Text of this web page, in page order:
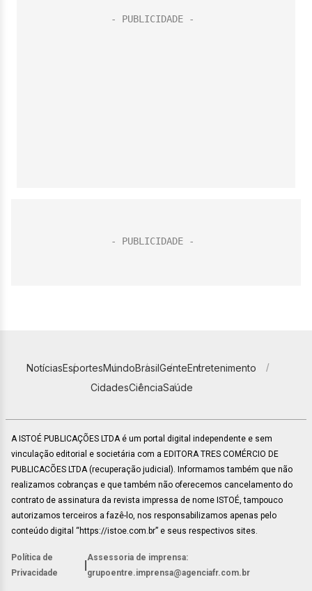
NotíciasEsportesMundoBrasilGenteEntretenimento
CidadesCiênciaSaúde
A ISTOÉ PUBLICAÇÕES LTDA é um portal digital independente e sem
vinculação editorial e societária com a EDITORA TRES COMÉRCIO DE
PUBLICACÕES LTDA (recuperação judicial). Informamos também que não
realizamos cobranças e que também não oferecemos cancelamento do
contrato de assinatura da revista impressa de nome ISTOÉ, tampouco
autorizamos terceiros a fazê-lo, nos responsabilizamos apenas pelo
conteúdo digital “https://istoe.com.br” e seus respectivos sites.
Política de
Privacidade
Assessoria de imprensa:
grupoentre.imprensa@agenciafr.com.br